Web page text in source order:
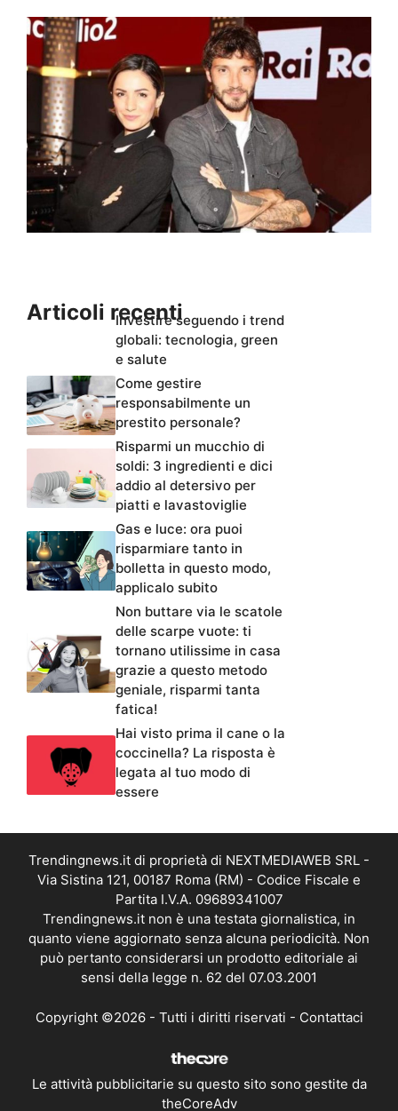
Articoli recentiInvestire seguendo i trend
globali: tecnologia, green
e salute
Come gestire
responsabilmente un
prestito personale?
Risparmi un mucchio di
soldi: 3 ingredienti e dici
addio al detersivo per
piatti e lavastoviglie
Gas e luce: ora puoi
risparmiare tanto in
bolletta in questo modo,
applicalo subito
Non buttare via le scatole
delle scarpe vuote: ti
tornano utilissime in casa
grazie a questo metodo
geniale, risparmi tanta
fatica!
Hai visto prima il cane o la
coccinella? La risposta è
legata al tuo modo di
essere
Trendingnews.it di proprietà di NEXTMEDIAWEB SRL -
Via Sistina 121, 00187 Roma (RM) - Codice Fiscale e
Partita I.V.A. 09689341007
Trendingnews.it non è una testata giornalistica, in
quanto viene aggiornato senza alcuna periodicità. Non
può pertanto considerarsi un prodotto editoriale ai
sensi della legge n. 62 del 07.03.2001
Copyright ©2026 - Tutti i diritti riservati - Contattaci
Le attività pubblicitarie su questo sito sono gestite da
theCoreAdv